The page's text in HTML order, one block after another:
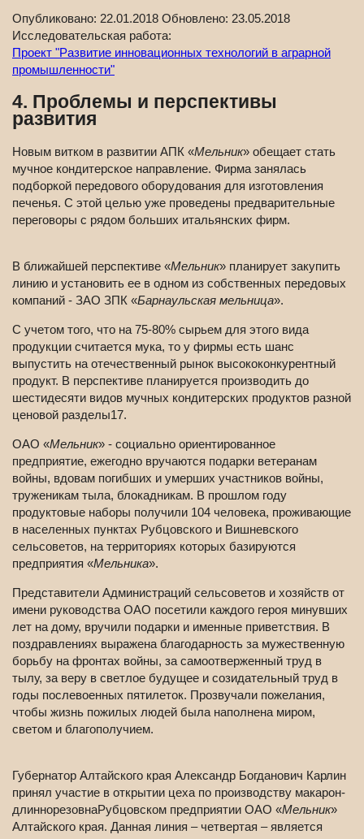
Опубликовано: 22.01.2018 Обновлено: 23.05.2018
Исследовательская работа:
Проект "Развитие инновационных технологий в аграрной
промышленности"
4. Проблемы и перспективы
развития
Новым витком в развитии АПК «Мельник» обещает стать
мучное кондитерское направление. Фирма занялась
подборкой передового оборудования для изготовления
печенья. С этой целью уже проведены предварительные
переговоры с рядом больших итальянских фирм.
В ближайшей перспективе «Мельник» планирует закупить
линию и установить ее в одном из собственных передовых
компаний - ЗАО ЗПК «Барнаульская мельница».
С учетом того, что на 75-80% сырьем для этого вида
продукции считается мука, то у фирмы есть шанс
выпустить на отечественный рынок высококонкурентный
продукт. В перспективе планируется производить до
шестидесяти видов мучных кондитерских продуктов разной
ценовой разделы17.
ОАО «Мельник» - социально ориентированное
предприятие, ежегодно вручаются подарки ветеранам
войны, вдовам погибших и умерших участников войны,
труженикам тыла, блокадникам. В прошлом году
продуктовые наборы получили 104 человека, проживающие
в населенных пунктах Рубцовского и Вишневского
сельсоветов, на территориях которых базируются
предприятия «Мельника».
Представители Администраций сельсоветов и хозяйств от
имени руководства ОАО посетили каждого героя минувших
лет на дому, вручили подарки и именные приветствия. В
поздравлениях выражена благодарность за мужественную
борьбу на фронтах войны, за самоотверженный труд в
тылу, за веру в светлое будущее и созидательный труд в
годы послевоенных пятилеток. Прозвучали пожелания,
чтобы жизнь пожилых людей была наполнена миром,
светом и благополучием.
Губернатор Алтайского края Александр Богданович Карлин
принял участие в открытии цеха по производству макарон-
длиннорезовнаРубцовском предприятии ОАО «Мельник»
Алтайского края. Данная линия – четвертая – является